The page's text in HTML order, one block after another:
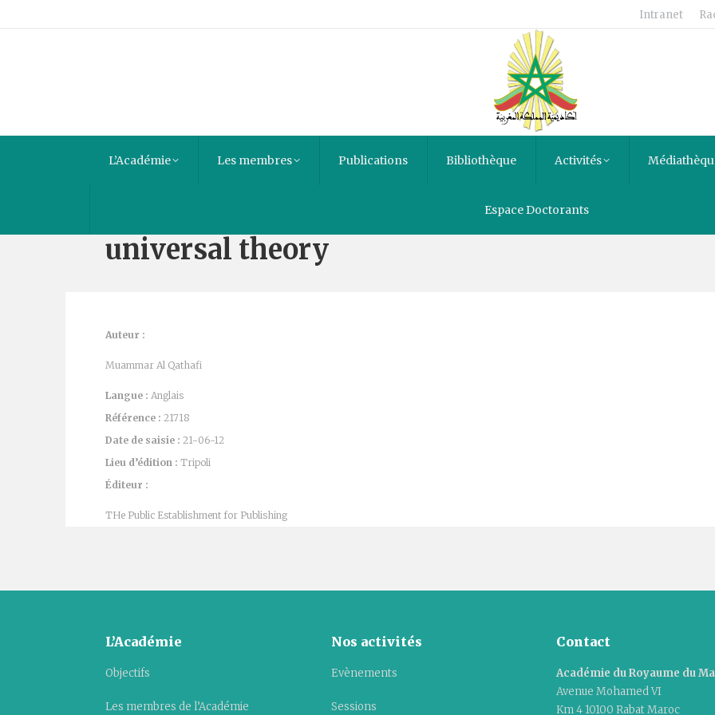
Intranet
L’Académie Les membres Publications Bibliothèque Activités
Espace Doctorants
The Green book : Part three, the social basis
universal theory
Auteur :
Muammar Al Qathafi
Langue : Anglais
Référence : 21718
Date de saisie : 21-06-12
Lieu d’édition : Tripoli
Éditeur :
THe Public Establishment for Publishing
L’Académie
Objectifs
Les membres de l’Académie
Nos activités
Evènements
Sessions
Contact
Académie du Royaume du
Avenue Mohamed VI
Km 4 10100 Rabat Maroc